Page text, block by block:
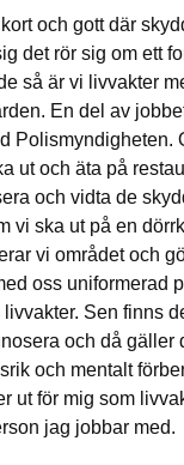
och gott där
det rör sig om ett
så är vi livvakter
En del av
Polismyndigheten.
ut och äta på
och vidta de
vi ska ut på en
vi området och
oss uniformerad
Sen finns
och då gäller
och mentalt
ut för mig som
jag jobbar med.